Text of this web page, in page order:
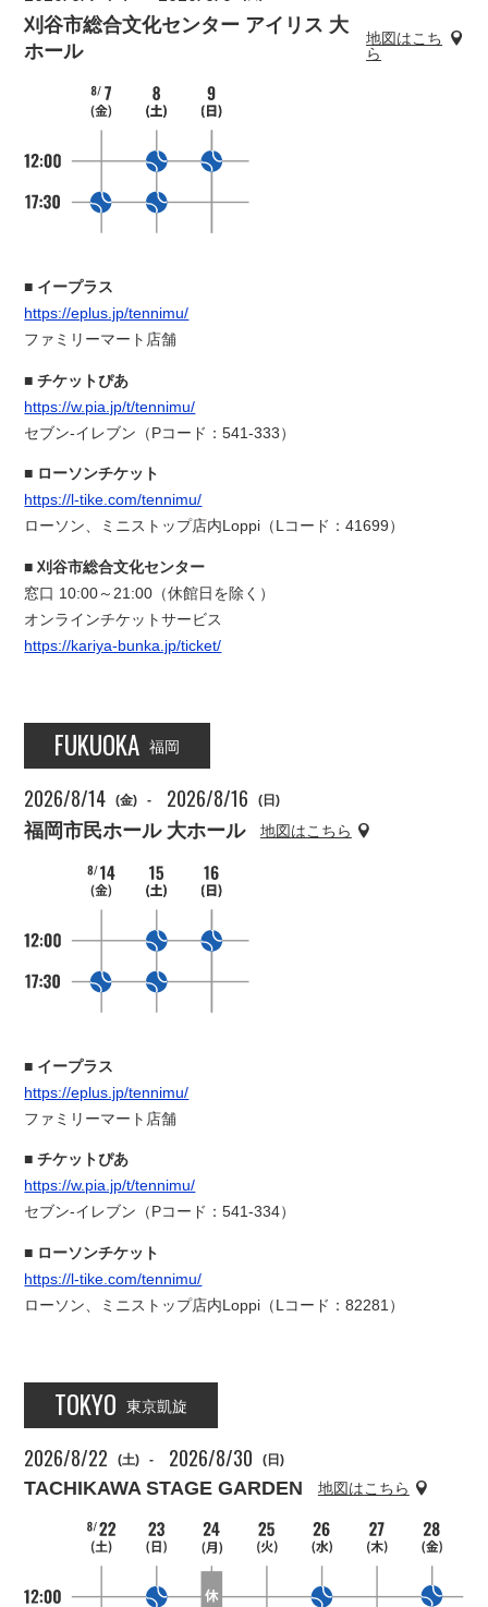
刈谷市総合文化センター アイリス 大
ホール
地図はこち
ら
イープラス
https://eplus.jp/tennimu/
ファミリーマート店舗
チケットぴあ
https://w.pia.jp/t/tennimu/
セブン-イレブン（Pコード：541-333）
ローソンチケット
https://l-tike.com/tennimu/
ローソン、ミニストップ店内Loppi（Lコード：41699）
刈谷市総合文化センター
窓口 10:00～21:00（休館日を除く）
オンラインチケットサービス
https://kariya-bunka.jp/ticket/
FUKUOKA 福岡
2026/8/14 (金) - 2026/8/16 (日)
福岡市民ホール 大ホール 地図はこちら
イープラス
https://eplus.jp/tennimu/
ファミリーマート店舗
チケットぴあ
https://w.pia.jp/t/tennimu/
セブン-イレブン（Pコード：541-334）
ローソンチケット
https://l-tike.com/tennimu/
ローソン、ミニストップ店内Loppi（Lコード：82281）
TOKYO 東京凱旋
2026/8/22 (土) - 2026/8/30 (日)
TACHIKAWA STAGE GARDEN 地図はこちら